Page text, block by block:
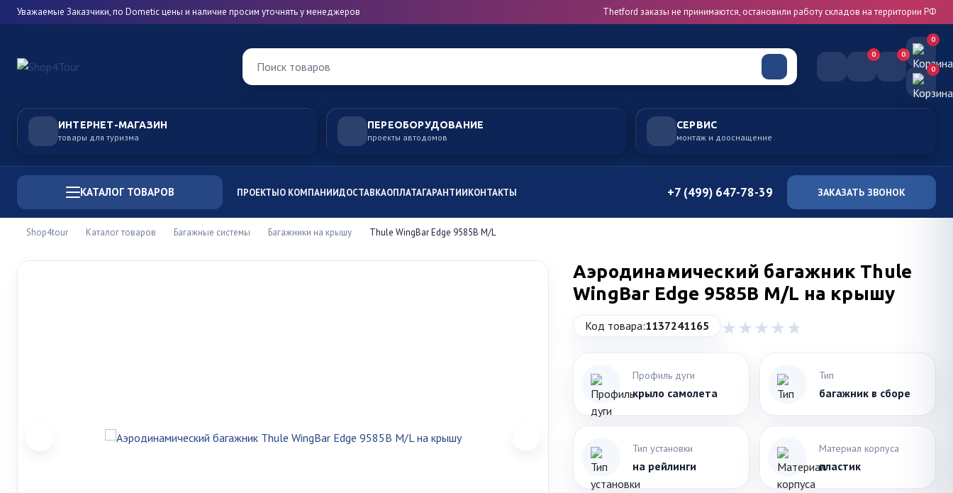
Уважаемые Заказчики, по Dometic цены и наличие просим уточнять у менеджеров Thetford заказы не принимаются, остановили работу складов на территории РФ
Поиск товаров
0 0
0
0
ИНТЕРНЕТ-МАГАЗИН
товары для туризма
ПЕРЕОБОРУДОВАНИЕ
проекты автодомов
СЕРВИС
монтаж и дооснащение
КАТАЛОГ ТОВАРОВ ПРОЕКТЫО КОМПАНИИДОСТАВКАОПЛАТАГАРАНТИИКОНТАКТЫ +7 (499) 647-78-39 ЗАКАЗАТЬ ЗВОНОК
Shop4tour Каталог товаров Багажные системы Багажники на крышу Thule WingBar Edge 9585B M/L
Аэродинамический багажник Thule
WingBar Edge 9585B M/L на крышу
Код товара:1137241165
Профиль дуги
крыло самолета
Тип
багажник в сборе
Тип установки
на рейлинги
Материал корпуса
пластик